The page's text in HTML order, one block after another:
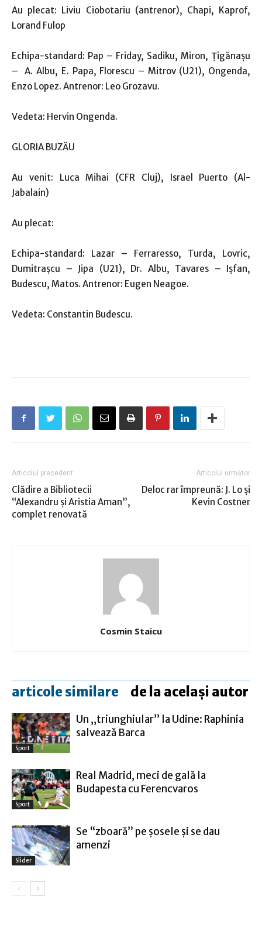
Au plecat: Liviu Ciobotariu (antrenor), Chapi, Kaprof,
Lorand Fulop
Echipa-standard: Pap – Friday, Sadiku, Miron, Ţigănaşu
– A. Albu, E. Papa, Florescu – Mitrov (U21), Ongenda,
Enzo Lopez. Antrenor: Leo Grozavu.
Vedeta: Hervin Ongenda.
GLORIA BUZĂU
Au venit: Luca Mihai (CFR Cluj), Israel Puerto (Al-
Jabalain)
Au plecat:
Echipa-standard: Lazar – Ferraresso, Turda, Lovric,
Dumitraşcu – Jipa (U21), Dr. Albu, Tavares – Işfan,
Budescu, Matos. Antrenor: Eugen Neagoe.
Vedeta: Constantin Budescu.
Articolul precedent
Clădire a Bibliotecii
“Alexandru şi Aristia Aman”,
complet renovată
Articolul următor
Deloc rar împreună: J. Lo şi
Kevin Costner
Cosmin Staicu
articole similare de la același autor
Sport
Un „triunghiular” la Udine: Raphinia
salvează Barca
Sport
Real Madrid, meci de gală la
Budapesta cu Ferencvaros
Slider
Se “zboară” pe șosele și se dau
amenzi